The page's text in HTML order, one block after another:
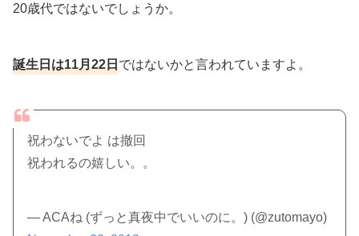
20歳代ではないでしょうか。
誕生日は11月22日ではないかと言われていますよ。
祝わないでよ は撤回
祝われるの嬉しい。。
— ACAね (ずっと真夜中でいいのに。) (@zutomayo)